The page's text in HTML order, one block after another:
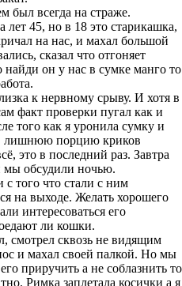
был всегда на страже.
45, но в 18 это старикашка,
на нас, и махал большой
сказал что отгоняет
он у нас в сумке манго то
к нервному срыву. И хотя в
факт проверки пугал как и
того как я уронила сумку и
лишнюю порцию криков
это в последний раз. Завтра
мы обсудили ночью.
того что стали с ним
на выходе. Желать хорошего
интересоваться его
ли кошки.
смотрел сквозь не видящим
и махал своей палкой. Но мы
приручить а не соблазнить то
Римка заплетала косички а я